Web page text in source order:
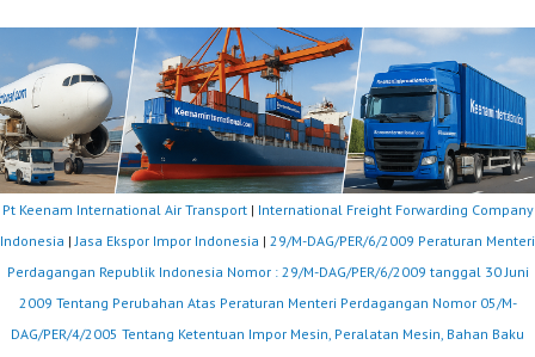
Pt Keenam International Air Transport| International Freight Forwarding Company
Indonesia | Jasa Ekspor Impor Indonesia | 29/M-DAG/PER/6/2009 Peraturan Menteri
Perdagangan Republik Indonesia Nomor : 29/M-DAG/PER/6/2009 tanggal 30 Juni
2009 Tentang Perubahan Atas Peraturan Menteri Perdagangan Nomor 05/M-
DAG/PER/4/2005 Tentang Ketentuan Impor Mesin, Peralatan Mesin, Bahan Baku